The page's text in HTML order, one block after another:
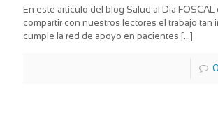
En este artículo del blog Salud al Día FOSCAL
compartir con nuestros lectores el trabajo tan
cumple la red de apoyo en pacientes […]
0